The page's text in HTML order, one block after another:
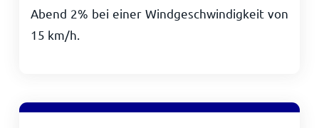
Abend 2% bei einer Windgeschwindigkeit von
15 km/h